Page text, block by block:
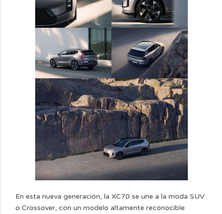
En esta nueva generación, la XC70 se une a la moda SUV
o Crossover, con un modelo altamente reconocible